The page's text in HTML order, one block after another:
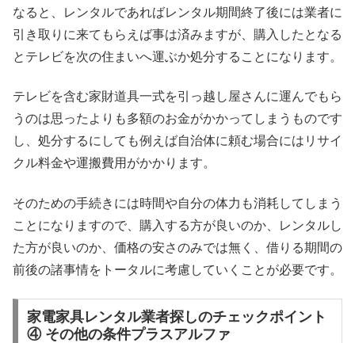
なると、レンタルであればレンタル期間終了後には業者に
引き取りに来てもらえば事は済みますが、購入したとなる
とテレビを次の住まいへ運ぶか処分することになります。
テレビを含む家財道具一式を引っ越し屋さんに運んでもら
うのは思ったよりも多額のお金がかかってしまうものです
し、処分するにしても例えば自治体に頼む場合にはリサイ
クル料金や運搬費用がかかります。
そのための手続きには時間や自分の体力も消耗してしまう
ことになりますので、購入する方が良いのか、レンタルし
た方が良いのか、価格の安さのみでは無く、借りる期間の
前後の諸事情をトータルに考慮していくことが必要です。
家電家具レンタル業者探しのチェックポイント
④ その他の条件プラスアルファ